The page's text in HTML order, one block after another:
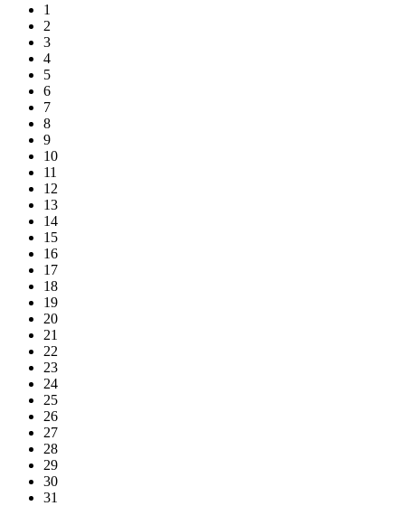
1
2
3
4
5
6
7
8
9
10
11
12
13
14
15
16
17
18
19
20
21
22
23
24
25
26
27
28
29
30
31